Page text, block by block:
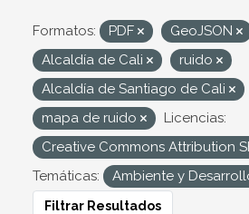
Formatos: PDF GeoJSON
Alcaldía de Cali
ruido
Alcaldía de Santiago de Cali
mapa de ruido
Licencias:
Creative Commons Attribution
Temáticas:
Ambiente y
Filtrar Resultados